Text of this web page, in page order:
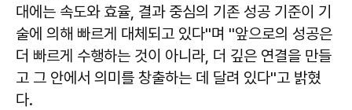
대에는 속도와 효율, 결과 중심의 기존 성공 기준이 기
술에 의해 빠르게 대체되고 있다''며 ''앞으로의 성공은
더 빠르게 수행하는 것이 아니라, 더 깊은 연결을 만들
고 그 안에서 의미를 창출하는 데 달려 있다''고 밝혔
다.